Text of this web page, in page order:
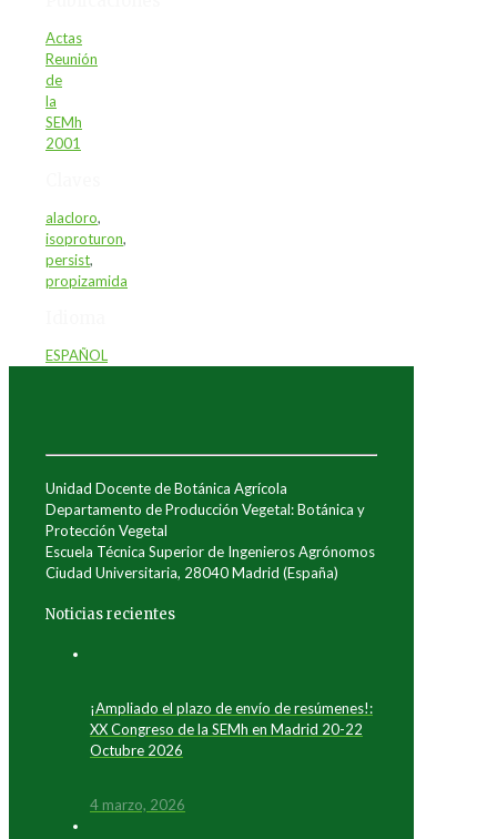
Actas
Reunión
de
la
SEMh
2001
alacloro,
isoproturon,
persist,
propizamida
ESPAÑOL
Unidad Docente de Botánica Agrícola
Departamento de Producción Vegetal: Botánica y
Protección Vegetal
Escuela Técnica Superior de Ingenieros Agrónomos
Ciudad Universitaria, 28040 Madrid (España)
Noticias recientes
¡Ampliado el plazo de envío de resúmenes!:
XX Congreso de la SEMh en Madrid 20-22
Octubre 2026
4 marzo, 2026